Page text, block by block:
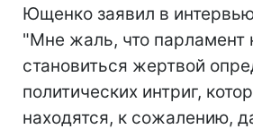
Ющенко заявил в
"Мне жаль, что парламент
становиться жертвой
политических интриг,
находятся, к сожалению,